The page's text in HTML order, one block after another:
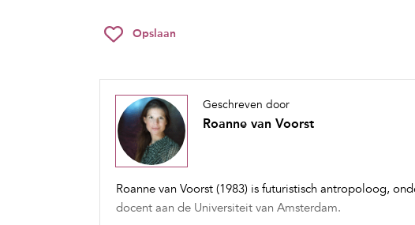
Opslaan
Geschreven door
Roanne van Voorst
Roanne van Voorst (1983) is futuristisch antropoloog,
docent aan de Universiteit van Amsterdam.